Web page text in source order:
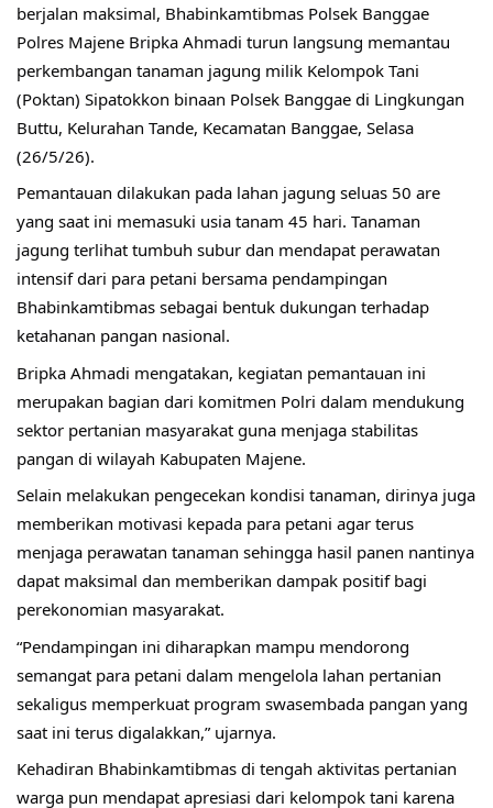
berjalan maksimal, Bhabinkamtibmas Polsek Banggae
Polres Majene Bripka Ahmadi turun langsung memantau
perkembangan tanaman jagung milik Kelompok Tani
(Poktan) Sipatokkon binaan Polsek Banggae di Lingkungan
Buttu, Kelurahan Tande, Kecamatan Banggae, Selasa
(26/5/26).
Pemantauan dilakukan pada lahan jagung seluas 50 are
yang saat ini memasuki usia tanam 45 hari. Tanaman
jagung terlihat tumbuh subur dan mendapat perawatan
intensif dari para petani bersama pendampingan
Bhabinkamtibmas sebagai bentuk dukungan terhadap
ketahanan pangan nasional.
Bripka Ahmadi mengatakan, kegiatan pemantauan ini
merupakan bagian dari komitmen Polri dalam mendukung
sektor pertanian masyarakat guna menjaga stabilitas
pangan di wilayah Kabupaten Majene.
Selain melakukan pengecekan kondisi tanaman, dirinya juga
memberikan motivasi kepada para petani agar terus
menjaga perawatan tanaman sehingga hasil panen nantinya
dapat maksimal dan memberikan dampak positif bagi
perekonomian masyarakat.
“Pendampingan ini diharapkan mampu mendorong
semangat para petani dalam mengelola lahan pertanian
sekaligus memperkuat program swasembada pangan yang
saat ini terus digalakkan,” ujarnya.
Kehadiran Bhabinkamtibmas di tengah aktivitas pertanian
warga pun mendapat apresiasi dari kelompok tani karena